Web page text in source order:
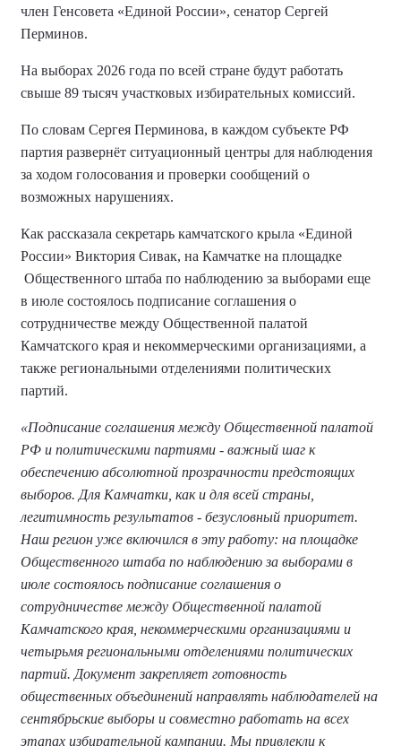
член Генсовета «Единой России», сенатор Сергей
Перминов.
На выборах 2026 года по всей стране будут работать
свыше 89 тысяч участковых избирательных комиссий.
По словам Сергея Перминова, в каждом субъекте РФ
партия развернёт ситуационный центры для наблюдения
за ходом голосования и проверки сообщений о
возможных нарушениях.
Как рассказала секретарь камчатского крыла «Единой
России» Виктория Сивак, на Камчатке на площадке
Общественного штаба по наблюдению за выборами еще
в июле состоялось подписание соглашения о
сотрудничестве между Общественной палатой
Камчатского края и некоммерческими организациями, а
также региональными отделениями политических
партий.
«Подписание соглашения между Общественной палатой
РФ и политическими партиями - важный шаг к
обеспечению абсолютной прозрачности предстоящих
выборов. Для Камчатки, как и для всей страны,
легитимность результатов - безусловный приоритет.
Наш регион уже включился в эту работу: на площадке
Общественного штаба по наблюдению за выборами в
июле состоялось подписание соглашения о
сотрудничестве между Общественной палатой
Камчатского края, некоммерческими организациями и
четырьмя региональными отделениями политических
партий. Документ закрепляет готовность
общественных объединений направлять наблюдателей на
сентябрьские выборы и совместно работать на всех
этапах избирательной кампании. Мы привлекли к